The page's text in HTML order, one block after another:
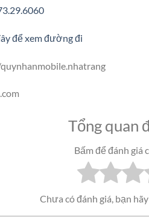
để xem đường đi
Tổng quan
Bấm để đánh giá
Chưa có đánh giá, bạn